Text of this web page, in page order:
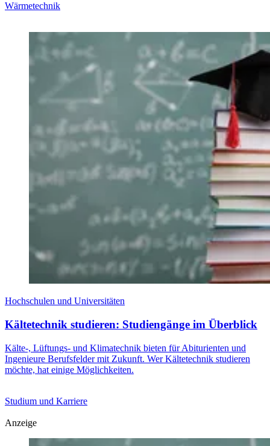
Wärmetechnik
Hochschulen und Universitäten
Kältetechnik studieren: Studiengänge im Überblick
Kälte-, Lüftungs- und Klimatechnik bieten für Abiturienten und
Ingenieure Berufsfelder mit Zukunft. Wer Kältetechnik studieren
möchte, hat einige Möglichkeiten.
Studium und Karriere
Anzeige